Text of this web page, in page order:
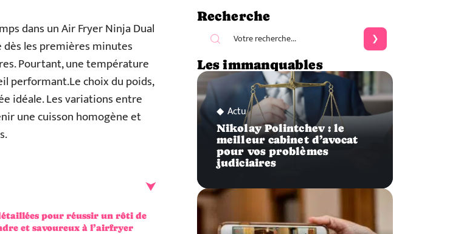
dans un Air Fryer Ninja Dual
dès les premières minutes
Pourtant, une température
performant.Le choix du poids,
idéale. Les variations entre
une cuisson homogène et
pour réussir un rôti de
et savoureux à l’airfryer
Recherche
Les immanquables
Actu
Nikolay Polintchev : le
meilleur cabinet d’avocat
pour vos problèmes
judiciaires